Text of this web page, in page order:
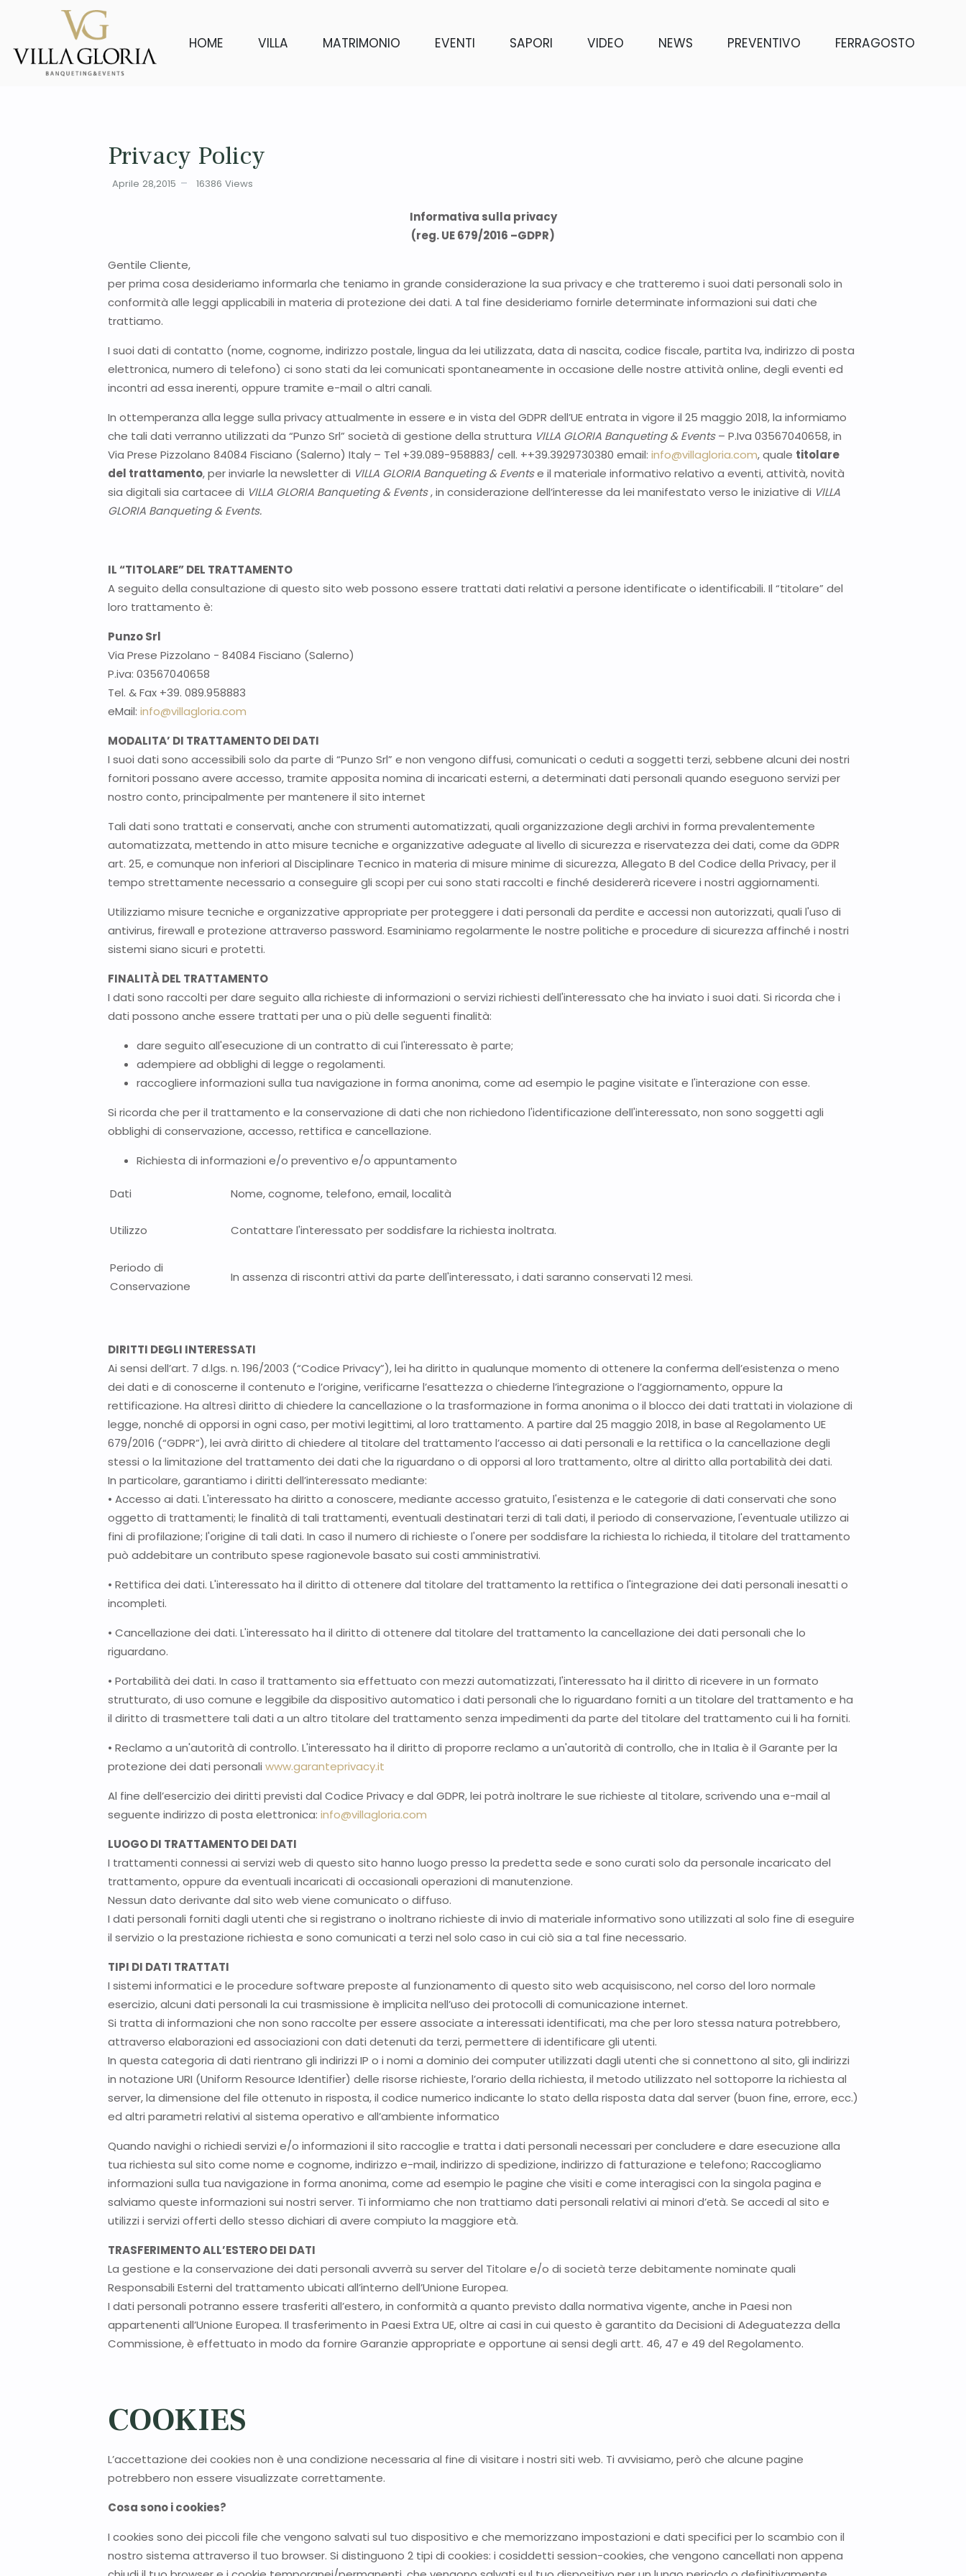
HOME VILLA MATRIMONIO EVENTI SAPORI VIDEO NEWS PREVENTIVO FERRAGOSTO
Privacy Policy
Aprile 28,2015 16386 Views
Informativa sulla privacy
(reg. UE 679/2016 –GDPR)
Gentile Cliente,
per prima cosa desideriamo informarla che teniamo in grande considerazione la sua privacy e che tratteremo i suoi dati personali solo in
conformità alle leggi applicabili in materia di protezione dei dati. A tal fine desideriamo fornirle determinate informazioni sui dati che
trattiamo.
I suoi dati di contatto (nome, cognome, indirizzo postale, lingua da lei utilizzata, data di nascita, codice fiscale, partita Iva, indirizzo di posta
elettronica, numero di telefono) ci sono stati da lei comunicati spontaneamente in occasione delle nostre attività online, degli eventi ed
incontri ad essa inerenti, oppure tramite e-mail o altri canali.
In ottemperanza alla legge sulla privacy attualmente in essere e in vista del GDPR dell’UE entrata in vigore il 25 maggio 2018, la informiamo
che tali dati verranno utilizzati da “Punzo Srl” società di gestione della struttura VILLA GLORIA Banqueting & Events– P.Iva 03567040658, in
Via Prese Pizzolano 84084 Fisciano (Salerno) Italy – Tel +39.089-958883/ cell. ++39.3929730380 email: info@villagloria.com, quale titolare
del trattamento, per inviarle la newsletter di VILLA GLORIA Banqueting & Eventse il materiale informativo relativo a eventi, attività, novità
sia digitali sia cartacee di VILLA GLORIA Banqueting & Events, in considerazione dell’interesse da lei manifestato verso le iniziative di VILLA
GLORIA Banqueting & Events.
IL “TITOLARE” DEL TRATTAMENTO
A seguito della consultazione di questo sito web possono essere trattati dati relativi a persone identificate o identificabili. Il “titolare” del
loro trattamento è:
Punzo Srl
Via Prese Pizzolano - 84084 Fisciano (Salerno)
P.iva: 03567040658
Tel. & Fax +39. 089.958883
eMail: info@villagloria.com
MODALITA’ DI TRATTAMENTO DEI DATI
I suoi dati sono accessibili solo da parte di “Punzo Srl” e non vengono diffusi, comunicati o ceduti a soggetti terzi, sebbene alcuni dei nostri
fornitori possano avere accesso, tramite apposita nomina di incaricati esterni, a determinati dati personali quando eseguono servizi per
nostro conto, principalmente per mantenere il sito internet
Tali dati sono trattati e conservati, anche con strumenti automatizzati, quali organizzazione degli archivi in forma prevalentemente
automatizzata, mettendo in atto misure tecniche e organizzative adeguate al livello di sicurezza e riservatezza dei dati, come da GDPR
art. 25, e comunque non inferiori al Disciplinare Tecnico in materia di misure minime di sicurezza, Allegato B del Codice della Privacy, per il
tempo strettamente necessario a conseguire gli scopi per cui sono stati raccolti e finché desidererà ricevere i nostri aggiornamenti.
Utilizziamo misure tecniche e organizzative appropriate per proteggere i dati personali da perdite e accessi non autorizzati, quali l'uso di
antivirus, firewall e protezione attraverso password. Esaminiamo regolarmente le nostre politiche e procedure di sicurezza affinché i nostri
sistemi siano sicuri e protetti.
FINALITÀ DEL TRATTAMENTO
I dati sono raccolti per dare seguito alla richieste di informazioni o servizi richiesti dell'interessato che ha inviato i suoi dati. Si ricorda che i
dati possono anche essere trattati per una o più delle seguenti finalità:
dare seguito all'esecuzione di un contratto di cui l'interessato è parte;
adempiere ad obblighi di legge o regolamenti.
raccogliere informazioni sulla tua navigazione in forma anonima, come ad esempio le pagine visitate e l'interazione con esse.
Si ricorda che per il trattamento e la conservazione di dati che non richiedono l'identificazione dell'interessato, non sono soggetti agli
obblighi di conservazione, accesso, rettifica e cancellazione.
Richiesta di informazioni e/o preventivo e/o appuntamento
Dati Nome, cognome, telefono, email, località
Utilizzo Contattare l'interessato per soddisfare la richiesta inoltrata.
Periodo di
Conservazione
In assenza di riscontri attivi da parte dell'interessato, i dati saranno conservati 12 mesi.
DIRITTI DEGLI INTERESSATI
Ai sensi dell’art. 7 d.lgs. n. 196/2003 (“Codice Privacy”), lei ha diritto in qualunque momento di ottenere la conferma dell’esistenza o meno
dei dati e di conoscerne il contenuto e l’origine, verificarne l’esattezza o chiederne l’integrazione o l’aggiornamento, oppure la
rettificazione. Ha altresì diritto di chiedere la cancellazione o la trasformazione in forma anonima o il blocco dei dati trattati in violazione di
legge, nonché di opporsi in ogni caso, per motivi legittimi, al loro trattamento. A partire dal 25 maggio 2018, in base al Regolamento UE
679/2016 (“GDPR”), lei avrà diritto di chiedere al titolare del trattamento l’accesso ai dati personali e la rettifica o la cancellazione degli
stessi o la limitazione del trattamento dei dati che la riguardano o di opporsi al loro trattamento, oltre al diritto alla portabilità dei dati.
In particolare, garantiamo i diritti dell’interessato mediante:
• Accesso ai dati. L'interessato ha diritto a conoscere, mediante accesso gratuito, l'esistenza e le categorie di dati conservati che sono
oggetto di trattamenti; le finalità di tali trattamenti, eventuali destinatari terzi di tali dati, il periodo di conservazione, l'eventuale utilizzo ai
fini di profilazione; l'origine di tali dati. In caso il numero di richieste o l'onere per soddisfare la richiesta lo richieda, il titolare del trattamento
può addebitare un contributo spese ragionevole basato sui costi amministrativi.
• Rettifica dei dati. L'interessato ha il diritto di ottenere dal titolare del trattamento la rettifica o l'integrazione dei dati personali inesatti o
incompleti.
• Cancellazione dei dati. L'interessato ha il diritto di ottenere dal titolare del trattamento la cancellazione dei dati personali che lo
riguardano.
• Portabilità dei dati. In caso il trattamento sia effettuato con mezzi automatizzati, l'interessato ha il diritto di ricevere in un formato
strutturato, di uso comune e leggibile da dispositivo automatico i dati personali che lo riguardano forniti a un titolare del trattamento e ha
il diritto di trasmettere tali dati a un altro titolare del trattamento senza impedimenti da parte del titolare del trattamento cui li ha forniti.
• Reclamo a un'autorità di controllo. L'interessato ha il diritto di proporre reclamo a un'autorità di controllo, che in Italia è il Garante per la
protezione dei dati personali www.garanteprivacy.it
Al fine dell’esercizio dei diritti previsti dal Codice Privacy e dal GDPR, lei potrà inoltrare le sue richieste al titolare, scrivendo una e-mail al
seguente indirizzo di posta elettronica: info@villagloria.com
LUOGO DI TRATTAMENTO DEI DATI
I trattamenti connessi ai servizi web di questo sito hanno luogo presso la predetta sede e sono curati solo da personale incaricato del
trattamento, oppure da eventuali incaricati di occasionali operazioni di manutenzione.
Nessun dato derivante dal sito web viene comunicato o diffuso.
I dati personali forniti dagli utenti che si registrano o inoltrano richieste di invio di materiale informativo sono utilizzati al solo fine di eseguire
il servizio o la prestazione richiesta e sono comunicati a terzi nel solo caso in cui ciò sia a tal fine necessario.
TIPI DI DATI TRATTATI
I sistemi informatici e le procedure software preposte al funzionamento di questo sito web acquisiscono, nel corso del loro normale
esercizio, alcuni dati personali la cui trasmissione è implicita nell’uso dei protocolli di comunicazione internet.
Si tratta di informazioni che non sono raccolte per essere associate a interessati identificati, ma che per loro stessa natura potrebbero,
attraverso elaborazioni ed associazioni con dati detenuti da terzi, permettere di identificare gli utenti.
In questa categoria di dati rientrano gli indirizzi IP o i nomi a dominio dei computer utilizzati dagli utenti che si connettono al sito, gli indirizzi
in notazione URI (Uniform Resource Identifier) delle risorse richieste, l’orario della richiesta, il metodo utilizzato nel sottoporre la richiesta al
server, la dimensione del file ottenuto in risposta, il codice numerico indicante lo stato della risposta data dal server (buon fine, errore, ecc.)
ed altri parametri relativi al sistema operativo e all’ambiente informatico
Quando navighi o richiedi servizi e/o informazioni il sito raccoglie e tratta i dati personali necessari per concludere e dare esecuzione alla
tua richiesta sul sito come nome e cognome, indirizzo e-mail, indirizzo di spedizione, indirizzo di fatturazione e telefono; Raccogliamo
informazioni sulla tua navigazione in forma anonima, come ad esempio le pagine che visiti e come interagisci con la singola pagina e
salviamo queste informazioni sui nostri server. Ti informiamo che non trattiamo dati personali relativi ai minori d’età. Se accedi al sito e
utilizzi i servizi offerti dello stesso dichiari di avere compiuto la maggiore età.
TRASFERIMENTO ALL’ESTERO DEI DATI
La gestione e la conservazione dei dati personali avverrà su server del Titolare e/o di società terze debitamente nominate quali
Responsabili Esterni del trattamento ubicati all’interno dell’Unione Europea.
I dati personali potranno essere trasferiti all’estero, in conformità a quanto previsto dalla normativa vigente, anche in Paesi non
appartenenti all’Unione Europea. Il trasferimento in Paesi Extra UE, oltre ai casi in cui questo è garantito da Decisioni di Adeguatezza della
Commissione, è effettuato in modo da fornire Garanzie appropriate e opportune ai sensi degli artt. 46, 47 e 49 del Regolamento.
COOKIES
L’accettazione dei cookies non è una condizione necessaria al fine di visitare i nostri siti web. Ti avvisiamo, però che alcune pagine
potrebbero non essere visualizzate correttamente.
Cosa sono i cookies?
I cookies sono dei piccoli file che vengono salvati sul tuo dispositivo e che memorizzano impostazioni e dati specifici per lo scambio con il
nostro sistema attraverso il tuo browser. Si distinguono 2 tipi di cookies: i cosiddetti session-cookies, che vengono cancellati non appena